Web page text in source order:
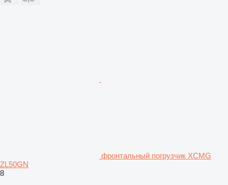
фронтальный погрузчик XCMG
ZL50GN
8